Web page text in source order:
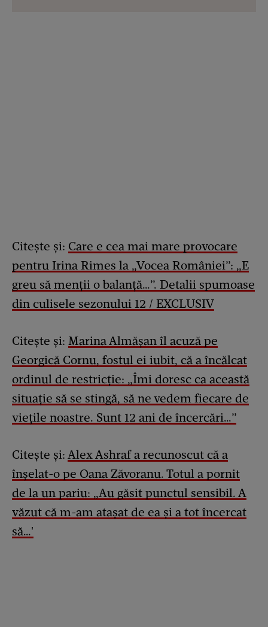
Citește și: Care e cea mai mare provocare
pentru Irina Rimes la „Vocea României”: „E
greu să menții o balanță…”. Detalii spumoase
din culisele sezonului 12 / EXCLUSIV
Citește și: Marina Almășan îl acuză pe
Georgică Cornu, fostul ei iubit, că a încălcat
ordinul de restricție: „Îmi doresc ca această
situație să se stingă, să ne vedem fiecare de
viețile noastre. Sunt 12 ani de încercări…”
Citește și: Alex Ashraf a recunoscut că a
înșelat-o pe Oana Zăvoranu. Totul a pornit
de la un pariu: „Au găsit punctul sensibil. A
văzut că m-am atașat de ea și a tot încercat
să…'